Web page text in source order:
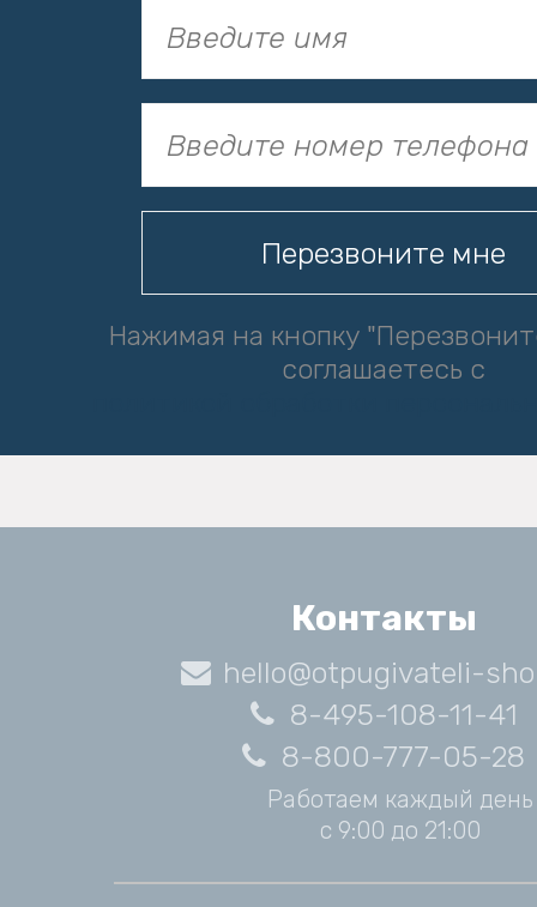
Нажимая на кнопку
соглашаетесь с
Контакты
hello@otpugivateli-
8-495-108-11-41
8-800-777-05-28
Работаем каждый день
с 9:00 до 21:00